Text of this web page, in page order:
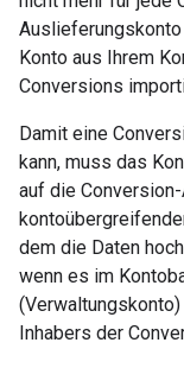
Konto aus Ihrem
Conversions
Damit eine
kann, muss das
auf die
dem die Daten
wenn es im
Inhabers der